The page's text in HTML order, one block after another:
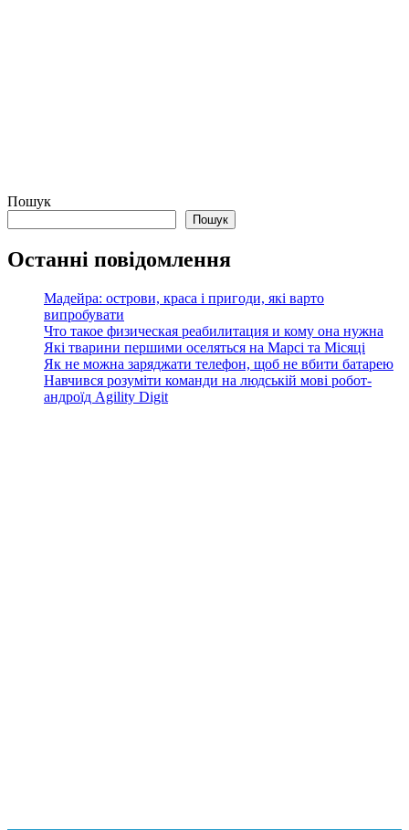
Пошук
Пошук
Останні повідомлення
Мадейра: острови, краса і пригоди, які варто
випробувати
Что такое физическая реабилитация и кому она нужна
Які тварини першими оселяться на Марсі та Місяці
Як не можна заряджати телефон, щоб не вбити батарею
Навчився розуміти команди на людській мові робот-
андроїд Agility Digit